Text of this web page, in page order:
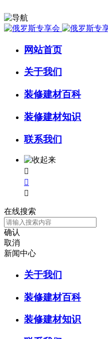
网站首页
关于我们
装修建材百科
装修建材知识
联系我们



在线搜索
确认
取消
新闻中心
关于我们
装修建材百科
装修建材知识